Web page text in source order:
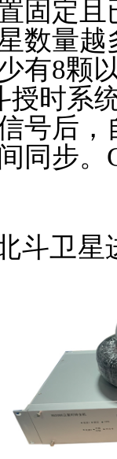
固定
数量
有8颗
时系
号后
同步。
斗卫星